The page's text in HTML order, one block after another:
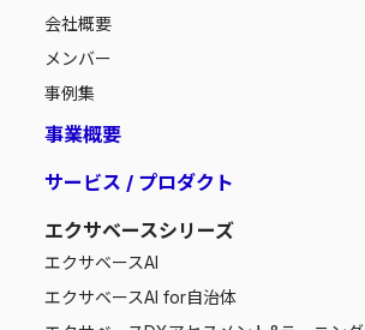
会社概要
メンバー
事例集
事業概要
サービス / プロダクト
エクサベースシリーズ
エクサベースAI
エクサベースAI for自治体